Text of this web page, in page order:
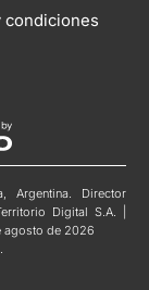
condiciones
Argentina. Director
Digital S.A. |
agosto de 2026